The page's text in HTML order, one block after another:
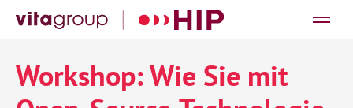
Workshop:Wie Sie mit
8. Juli 2024